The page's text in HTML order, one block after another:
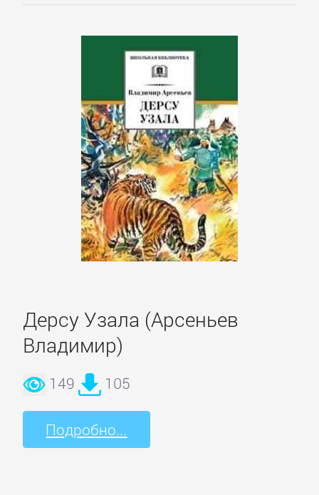
Дерсу Узала (Арсеньев
Владимир)
149 105
Подробно...
Управление
Литература
Войти
Карта
сайта